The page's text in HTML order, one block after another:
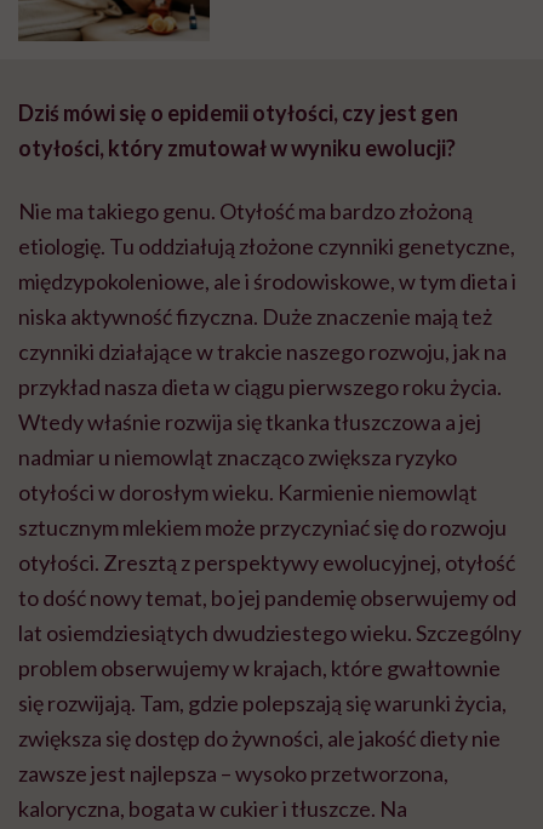
Dziś mówi się o epidemii otyłości, czy jest gen
otyłości, który zmutował w wyniku ewolucji?
Nie ma takiego genu. Otyłość ma bardzo złożoną
etiologię. Tu oddziałują złożone czynniki genetyczne,
międzypokoleniowe, ale i środowiskowe, w tym dieta i
niska aktywność fizyczna. Duże znaczenie mają też
czynniki działające w trakcie naszego rozwoju, jak na
przykład nasza dieta w ciągu pierwszego roku życia.
Wtedy właśnie rozwija się tkanka tłuszczowa a jej
nadmiar u niemowląt znacząco zwiększa ryzyko
otyłości w dorosłym wieku. Karmienie niemowląt
sztucznym mlekiem może przyczyniać się do rozwoju
otyłości. Zresztą z perspektywy ewolucyjnej, otyłość
to dość nowy temat, bo jej pandemię obserwujemy od
lat osiemdziesiątych dwudziestego wieku. Szczególny
problem obserwujemy w krajach, które gwałtownie
się rozwijają. Tam, gdzie polepszają się warunki życia,
zwiększa się dostęp do żywności, ale jakość diety nie
zawsze jest najlepsza – wysoko przetworzona,
kaloryczna, bogata w cukier i tłuszcze. Na